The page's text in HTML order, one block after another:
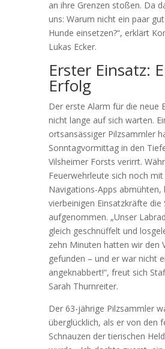
an ihre Grenzen stoßen. Da
uns: Warum nicht ein paar
Hunde einsetzen?“, erklärt
Lukas Ecker.
Erster Einsatz:
Erfolg
Der erste Alarm für die neue
nicht lange auf sich warten.
ortsansässiger Pilzsammler
Sonntagvormittag in den
Vilsheimer Forsts verirrt.
Feuerwehrleute sich noch mit
Navigations-Apps abmühten,
vierbeinigen Einsatzkräfte die
aufgenommen. „Unser
gleich geschnüffelt und
zehn Minuten hatten wir den
gefunden – und er war nicht
angeknabbert!“, freut sich
Sarah Thurnreiter.
Der 63-jährige Pilzsammler
überglücklich, als er von den
Schnauzen der tierischen